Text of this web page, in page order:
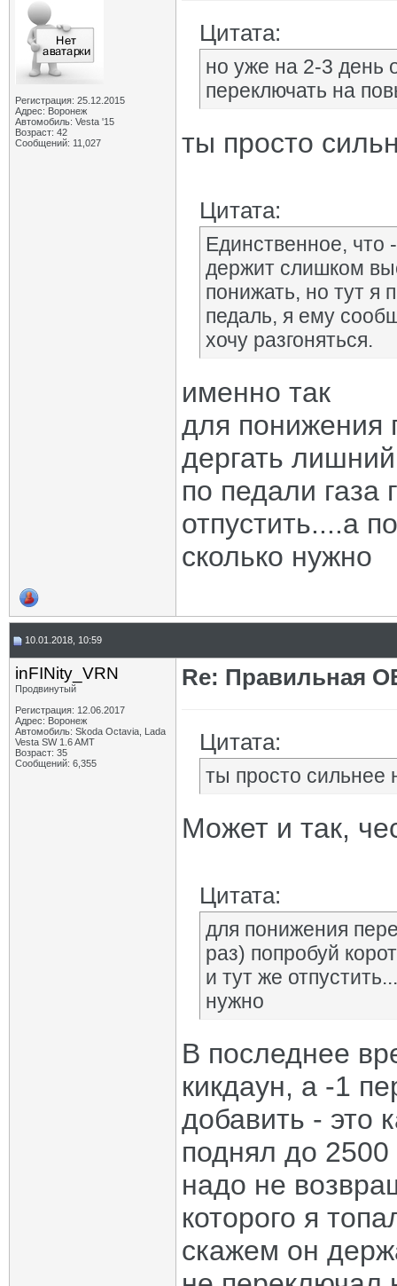
Регистрация: 25.12.2015
Адрес: Воронеж
Автомобиль: Vesta '15
Возраст: 42
Сообщений: 11,027
Цитата:
но уже на 2-3 день
переключать на
ты просто
Цитата:
Единственное, что
держит слишком
понижать, но тут я
педаль, я ему
хочу разгоняться.
именно так
для понижения
дергать
по педали газа
отпустить....а
сколько нужно
10.01.2018, 10:59
inFINity_VRN
Продвинутый
Регистрация: 12.06.2017
Адрес: Воронеж
Автомобиль: Skoda Octavia, Lada
Vesta SW 1.6 AMT
Возраст: 35
Сообщений: 6,355
Re: Правильная
Цитата:
ты просто сильнее
Может и так,
Цитата:
для понижения
раз) попробуй
и тут же
нужно
В последнее
кикдаун, а -1
добавить - это
поднял до
надо не
которого я
скажем он